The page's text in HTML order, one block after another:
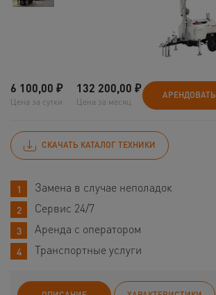
6 100,00 ₽
Цена за сутки
132 200,00 ₽
Цена за месяц
АРЕНДОВАТЬ
СКАЧАТЬ КАТАЛОГ ТЕХНИКИ
Замена в случае неполадок
Сервис 24/7
Аренда с оператором
Транспортные услуги